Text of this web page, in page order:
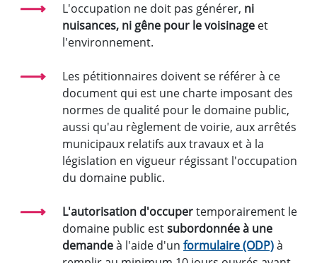
L'occupation ne doit pas générer, ni
nuisances, ni gêne pour le voisinage et
l'environnement.
Les pétitionnaires doivent se référer à ce
document qui est une charte imposant des
normes de qualité pour le domaine public,
aussi qu'au règlement de voirie, aux arrêtés
municipaux relatifs aux travaux et à la
législation en vigueur régissant l'occupation
du domaine public.
L'autorisation d'occupertemporairement le
domaine public estsubordonnée à une
demandeà l'aide d'un formulaire (ODP)à